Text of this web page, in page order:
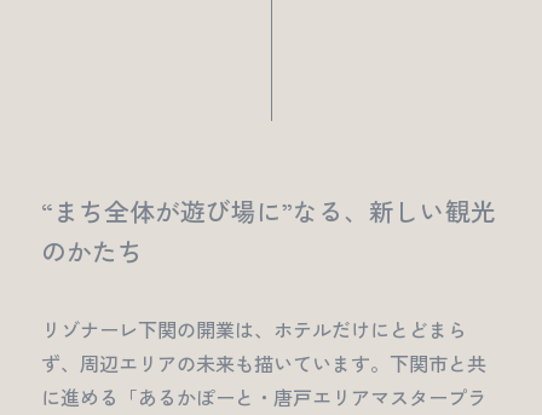
“まち全体が遊び場に”なる、新しい観光
のかたち
リゾナーレ下関の開業は、ホテルだけにとどまら
ず、周辺エリアの未来も描いています。下関市と共
に進める「あるかぽーと・唐戸エリアマスタープラ